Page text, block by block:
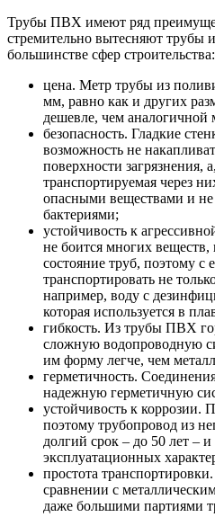
Трубы ПВХ имеют ряд
стремительно вытесняют трубы
большинстве сфер строительства:
цена. Метр трубы из
мм, равно как и других
дешевле, чем аналогичной
безопасность. Гладкие
возможность не
поверхности загрязнения,
транспортируемая через
опасными веществами и не
бактериями;
устойчивость к
не боится многих
состояние труб, поэтому
транспортировать не
например, воду с
которая используется в
гибкость. Из трубы ПВХ
сложную водопроводную
им форму легче, чем
герметичность.
надежную герметичную
устойчивость к коррозии.
поэтому трубопровод из
долгий срок – до 50 лет –
эксплуатационных
простота
сравнении с
даже большими партиями